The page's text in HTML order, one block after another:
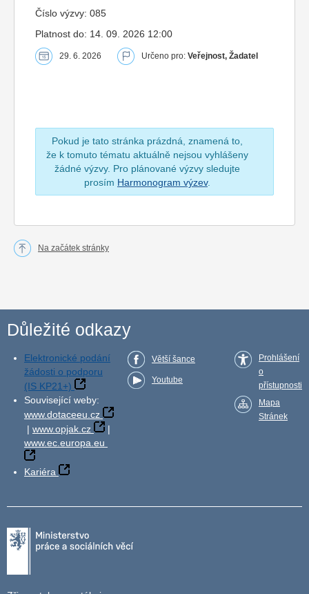
Číslo výzvy: 085
Platnost do: 14. 09. 2026 12:00
29. 6. 2026 Určeno pro: Veřejnost, Žadatel
Pokud je tato stránka prázdná, znamená to,
že k tomuto tématu aktuálně nejsou vyhlášeny
žádné výzvy. Pro plánované výzvy sledujte
prosím Harmonogram výzev.
Na začátek stránky
Důležité odkazy
Elektronické podání
žádosti o podporu
(IS KP21+)
Související weby:
www.dotaceeu.cz
| www.opjak.cz
|
www.ec.europa.eu
Kariéra
Větší šance
Youtube
Prohlášení
o
přístupnosti
Mapa
Stránek